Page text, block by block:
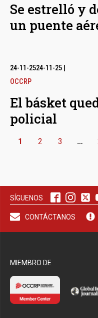
Se estrelló y
un puente
24-11-2524-11-25
OCCRP
El básket
policial
1 2 3 …
SÍGUENOS
CONTÁCTANOS
MIEMBRO DE